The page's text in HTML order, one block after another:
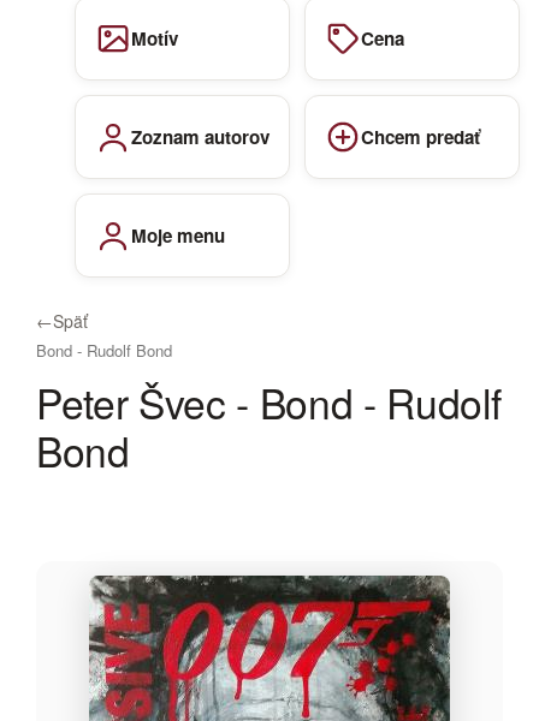
Motív Cena
Zoznam autorov Chcem predať
Moje menu
←Späť
Bond - Rudolf Bond
Peter Švec - Bond - Rudolf
Bond